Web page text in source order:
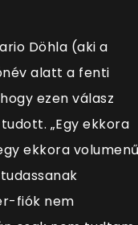
Döhla (aki a
alatt a fenti
ezen válasz
„Egy ekkora
ekkora
fiók nem